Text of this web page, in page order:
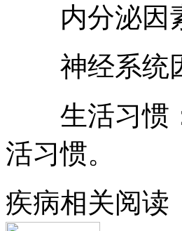
内分泌因素
神经系统因
生活习惯：
活习惯。
疾病相关阅读